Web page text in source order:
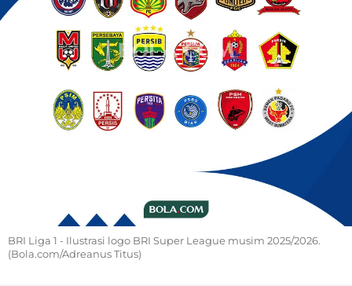
BRI Liga 1 - Ilustrasi logo BRI Super League musim 2025/2026.
(Bola.com/Adreanus Titus)